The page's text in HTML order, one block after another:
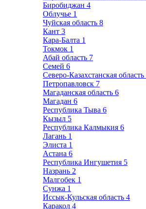
Биробиджан 4
Облучье 1
Чуйская область 8
Кант 3
Кара-Балта 1
Токмок 1
Абай область 7
Семей 6
Северо-Казахстанская область
Петропавловск 7
Магаданская область 6
Магадан 6
Республика Тыва 6
Кызыл 5
Республика Калмыкия 6
Лагань 1
Элиста 1
Астана 6
Республика Ингушетия 5
Назрань 2
Малгобек 1
Сунжа 1
Иссык-Кульская область 4
Каракол 4